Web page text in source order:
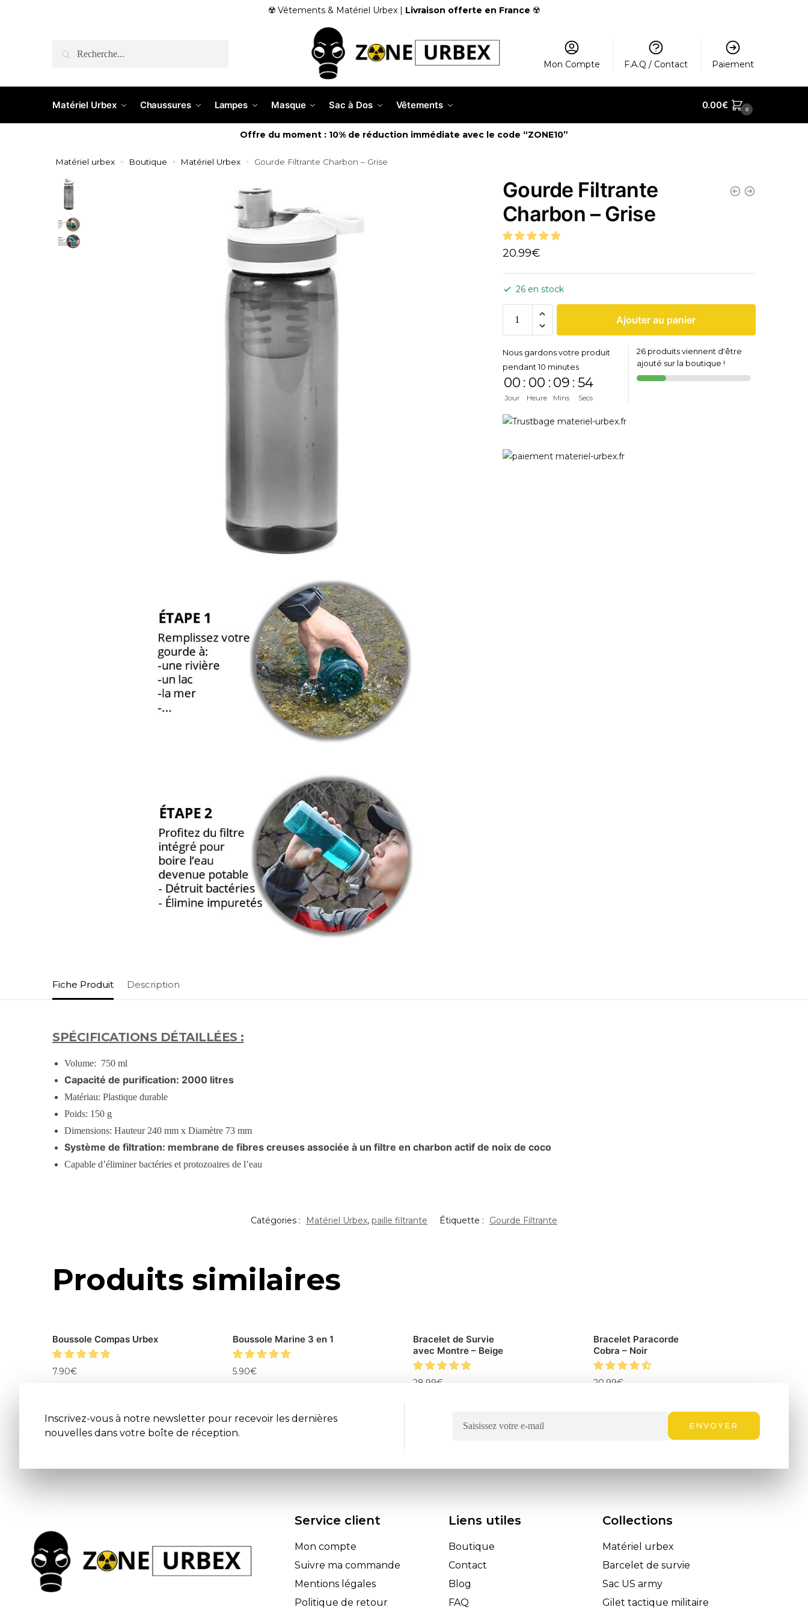
☢️ Vêtements & Matériel Urbex | Livraison offerte en France ☢️
Mon Compte F.A.Q / Contact Paiement
Matériel Urbex Chaussures Lampes Masque Sac à Dos Vêtements 0.00€ 0
Offre du moment : 10% de réduction immédiate avec le code “ZONE10”
Matériel urbex » Boutique » Matériel Urbex » Gourde Filtrante Charbon – Grise
Gourde Filtrante
Charbon – Grise
20.99€
26 en stock
Ajouter au panier
Nous gardons votre produit
pendant 10 minutes
00
Jour
: 00
Heure
: 09
Mins
: 53
Secs
26 produits viennent d'être
ajouté sur la boutique !
Fiche Produit Description
SPÉCIFICATIONS DÉTAILLÉES :
Volume: 750 ml
Capacité de purification: 2000 litres
Matériau: Plastique durable
Poids: 150 g
Dimensions: Hauteur 240 mm x Diamètre 73 mm
Système de filtration: membrane de fibres creuses associée à un filtre en charbon actif de noix de coco
Capable d’éliminer bactéries et protozoaires de l’eau
Catégories : Matériel Urbex, paille filtrante Étiquette : Gourde Filtrante
Produits similaires
Boussole Compas Urbex
7.90€
Boussole Marine 3 en 1
5.90€
Bracelet de Survie
avec Montre – Beige
28.99€
Bracelet Paracorde
Cobra – Noir
20.99€
Inscrivez-vous à notre newsletter pour recevoir les dernières
nouvelles dans votre boîte de réception.
ENVOYER
Service client
Mon compte
Suivre ma commande
Mentions légales
Politique de retour
Liens utiles
Boutique
Contact
Blog
FAQ
Collections
Matériel urbex
Barcelet de survie
Sac US army
Gilet tactique militaire